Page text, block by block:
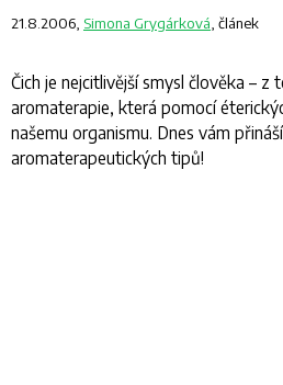
21.8.2006, Simona Grygárková článek
Čich je nejcitlivější smysl člověka –
aromaterapie, která pomocí
našemu organismu. Dnes vám
aromaterapeutických tipů!